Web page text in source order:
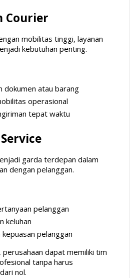
Courier
mobilitas tinggi, layanan
kebutuhan penting.
dokumen atau barang
operasional
tepat waktu
garda terdepan dalam
dengan pelanggan.
pelanggan
keluhan
pelanggan
dapat memiliki tim
tanpa harus
nol.